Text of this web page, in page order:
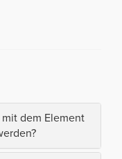
dem Element